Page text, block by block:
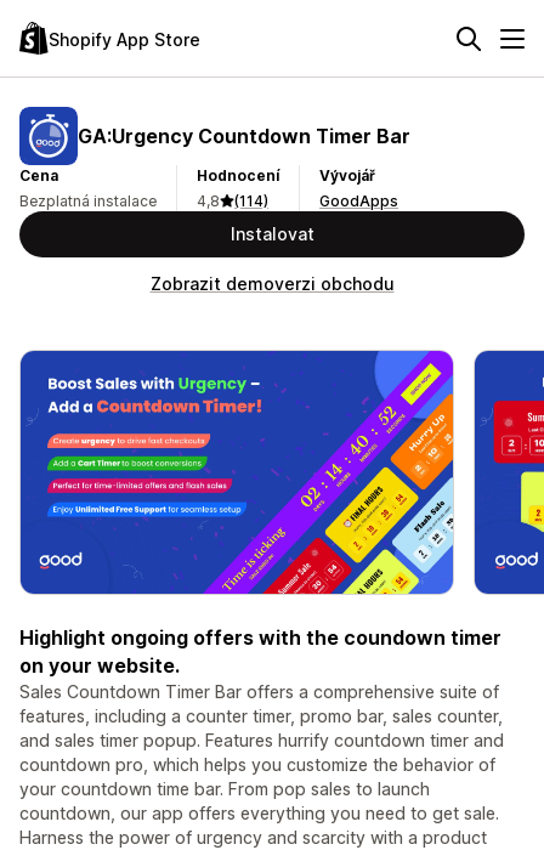
Shopify App Store
GA:Urgency Countdown Timer Bar
Cena
Bezplatná instalace
Hodnocení
4,8
(114)
Vývojář
GoodApps
Instalovat
Zobrazit demoverzi obchodu
Highlight ongoing offers with the coundown timer
on your website.
Sales Countdown Timer Bar offers a comprehensive suite of
features, including a counter timer, promo bar, sales counter,
and sales timer popup. Features hurrify countdown timer and
countdown pro, which helps you customize the behavior of
your countdown time bar. From pop sales to launch
countdown, our app offers everything you need to get sale.
Harness the power of urgency and scarcity with a product